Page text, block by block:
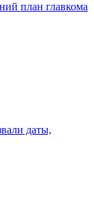
план главкома
даты,